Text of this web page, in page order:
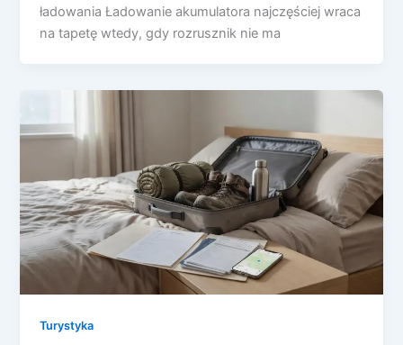
ładowania Ładowanie akumulatora najczęściej wraca
na tapetę wtedy, gdy rozrusznik nie ma
Turystyka